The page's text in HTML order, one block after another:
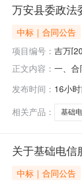
万安县委政法
中标｜合同公告
项目编号： 吉万
正文内容： 一、
江西
发布时间： 16小
相关产品：
基础
关于基础电信
中标｜合同公告